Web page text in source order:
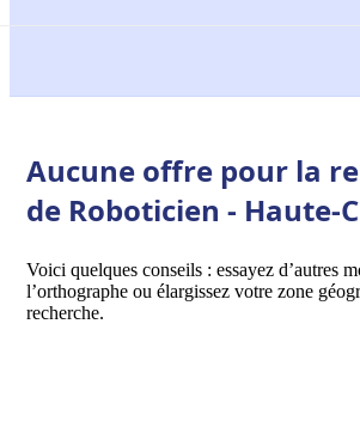
Aucune offre pour la
de Roboticien - Haute-
Voici quelques conseils : essayez d’autres
l’orthographe ou élargissez votre zone
recherche.